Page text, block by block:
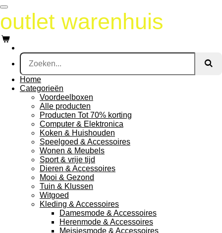
Ga
direct
naar
de
hoofdinhoud
outlet warenhuis
Home
Categorieën
Voordeelboxen
Alle producten
Producten Tot 70% korting
Computer & Elektronica
Koken & Huishouden
Speelgoed & Accessoires
Wonen & Meubels
Sport & vrije tijd
Dieren & Accessoires
Mooi & Gezond
Tuin & Klussen
Witgoed
Kleding & Accessoires
Damesmode & Accessoires
Herenmode & Accessoires
Meisjesmode & Accessoires